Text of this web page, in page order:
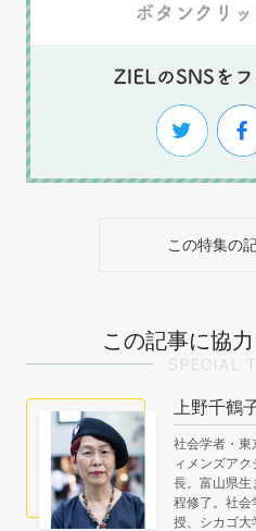
この特集の
この記事に協
SPECIAL
上野千鶴
社会学者・東
ィメンズア
長。富山県生
程修了。社会
授、シカゴ大